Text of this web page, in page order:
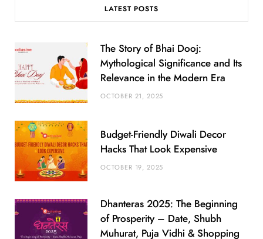
LATEST POSTS
The Story of Bhai Dooj:
Mythological Significance and Its
Relevance in the Modern Era
OCTOBER 21, 2025
Budget-Friendly Diwali Decor
Hacks That Look Expensive
OCTOBER 19, 2025
Dhanteras 2025: The Beginning
of Prosperity – Date, Shubh
Muhurat, Puja Vidhi & Shopping